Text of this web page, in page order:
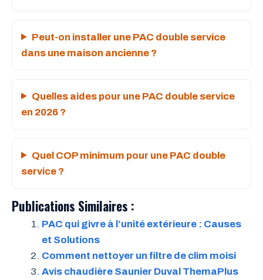
Peut-on installer une PAC double service
dans une maison ancienne ?
Quelles aides pour une PAC double service
en 2026 ?
Quel COP minimum pour une PAC double
service ?
Publications Similaires :
PAC qui givre à l’unité extérieure : Causes
et Solutions
Comment nettoyer un filtre de clim moisi
Avis chaudière Saunier Duval ThemaPlus